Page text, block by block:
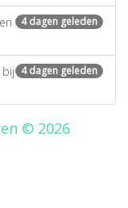
4 dagen geleden
4 dagen geleden
© 2026